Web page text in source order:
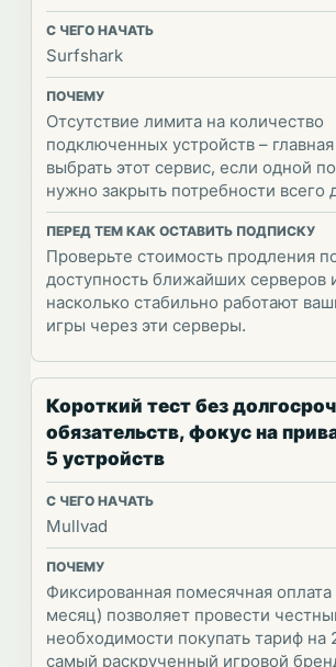
Surfshark
Отсутствие лимита на количество
подключенных устройств –
выбрать этот сервис, если одной
нужно закрыть потребности всего
Проверьте стоимость продления
доступность ближайших серверов
насколько стабильно работают
игры через эти серверы.
Короткий тест без
обязательств, фокус на
5 устройств
Mullvad
Фиксированная помесячная
месяц) позволяет провести
необходимости покупать тариф на
самый раскрученный игровой